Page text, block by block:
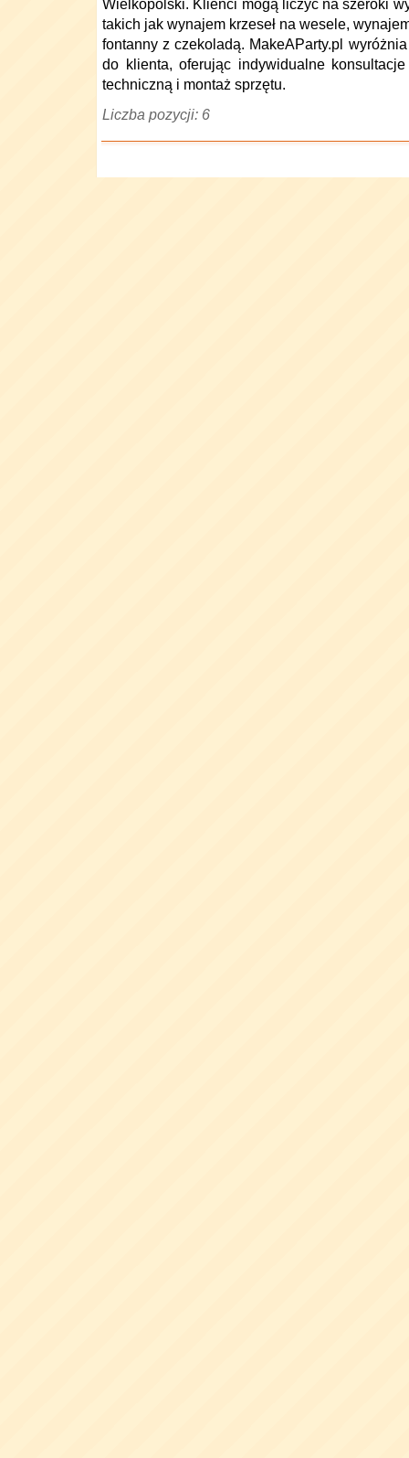
Wielkopolski. Klienci mogą liczyć na szeroki
takich jak wynajem krzeseł na wesele,
fontanny z czekoladą. MakeAParty.pl
do klienta, oferując indywidualne
techniczną i montaż sprzętu.
Liczba pozycji: 6